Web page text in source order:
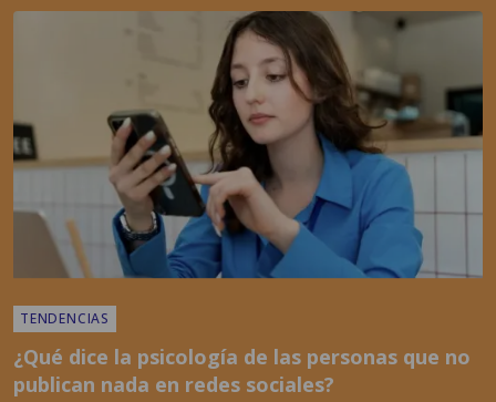
TENDENCIAS
publican nada en redes sociales?
POR EMISORAS UNIDAS 01:50 PM, JUN 10